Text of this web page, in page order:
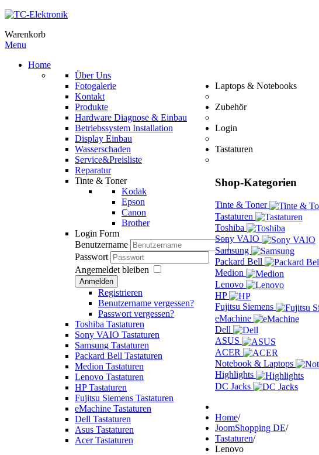
Warenkorb
Menu
Home
Über Uns
Fotogalerie
Kontakt
Produkte
Hardware Diagnose & Einbau
Betriebssystem Installation
Display Einbau
Wasserschaden
Service&Preisliste
Laptops & Notebooks
Reparatur
Zubehör
Tinte & Toner
Kodak
Epson
Canon
Brother
Login
Login Form
Benutzername
Passwort
Angemeldet bleiben
Anmelden
Registrieren
Benutzername vergessen?
Passwort vergessen?
Tastaturen
Toshiba Tastaturen
Sony VAIO Tastaturen
Samsung Tastaturen
Packard Bell Tastaturen
Medion Tastaturen
Lenovo Tastaturen
HP Tastaturen
Fujitsu Siemens Tastaturen
eMachine Tastaturen
Dell Tastaturen
Asus Tastaturen
Acer Tastaturen
Shop-Kategorien
Tinte & Toner
Tastaturen
Toshiba
Sony VAIO
Samsung
Packard Bell
Medion
Lenovo
HP
Fujitsu Siemens
eMachine
Dell
ASUS
ACER
Notebook & Laptops
Highlights
DC Jacks
Home/
JoomShopping DE/
Tastaturen/
Lenovo